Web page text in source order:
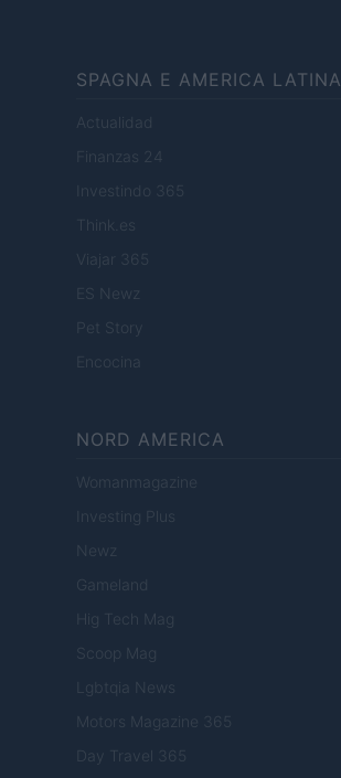
SPAGNA E AMERICA LATINA
Actualidad
Finanzas 24
Investindo 365
Think.es
Viajar 365
ES Newz
Pet Story
Encocina
NORD AMERICA
Womanmagazine
Investing Plus
Newz
Gameland
Hig Tech Mag
Scoop Mag
Lgbtqia News
Motors Magazine 365
Day Travel 365